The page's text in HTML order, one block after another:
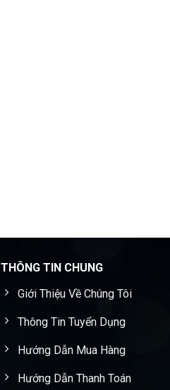
THÔNG TIN CHUNG
Giới Thiệu Về Chúng Tôi
Thông Tin Tuyển Dụng
Hướng Dẫn Mua Hàng
Hướng Dẫn Thanh Toán